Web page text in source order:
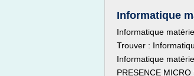
Informatique
Informatique
Trouver :
Informatique
PRESENCE MICRO